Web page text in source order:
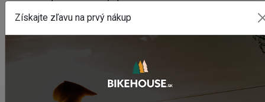
WEBOVÁ STRÁNKA VÝROBCU
Získajte zľavu na prvý nákup